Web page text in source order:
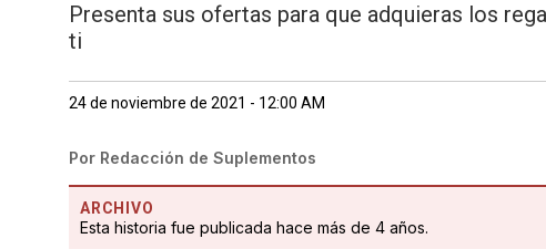
Presenta sus ofertas para que adquieras los
ti
24 de noviembre de 2021 - 12:00 AM
Por Redacción de Suplementos
ARCHIVO
Esta historia fue publicada hace más de 4 años.